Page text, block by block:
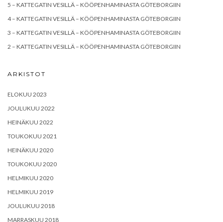
5 – KATTEGATIN VESILLÄ – KÖÖPENHAMINASTA GÖTEBORGIIN
4 – KATTEGATIN VESILLÄ – KÖÖPENHAMINASTA GÖTEBORGIIN
3 – KATTEGATIN VESILLÄ – KÖÖPENHAMINASTA GÖTEBORGIIN
2 – KATTEGATIN VESILLÄ – KÖÖPENHAMINASTA GÖTEBORGIIN
ARKISTOT
ELOKUU 2023
JOULUKUU 2022
HEINÄKUU 2022
TOUKOKUU 2021
HEINÄKUU 2020
TOUKOKUU 2020
HELMIKUU 2020
HELMIKUU 2019
JOULUKUU 2018
MARRASKUU 2018